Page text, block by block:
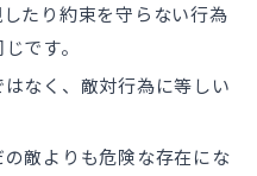
たり約束を守らない行為
です。
なく、敵対行為に等しい
敵よりも危険な存在にな